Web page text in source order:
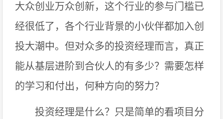
大众创业万众创新，这个行业的参与门槛已
经很低了，各个行业背景的小伙伴都加入创
投大潮中。但对众多的投资经理而言，真正
能从基层进阶到合伙人的有多少？需要怎样
的学习和付出，何种方向的努力？
投资经理是什么？只是简单的看项目分